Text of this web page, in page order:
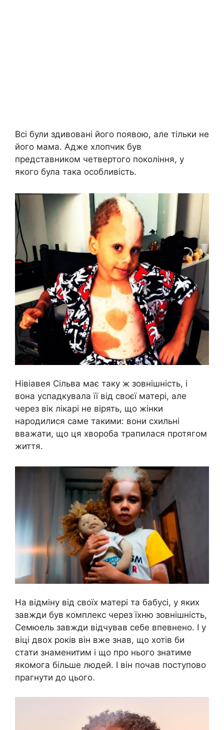
Всі були здивовані його появою, але тільки не
його мама. Адже хлопчик був
представником четвертого покоління, у
якого була така особливість.
Нівіавея Сільва має таку ж зовнішність, і
вона успадкувала її від своєї матері, але
через вік лікарі не вірять, що жінки
народилися саме такими: вони схильні
вважати, що ця хвороба трапилася протягом
життя.
На відміну від своїх матері та бабусі, у яких
завжди був комплекс через їхню зовнішність,
Семюель завжди відчував себе впевнено. І у
віці двох років він вже знав, що хотів би
стати знаменитим і що про нього знатиме
якомога більше людей. І він почав поступово
прагнути до цього.